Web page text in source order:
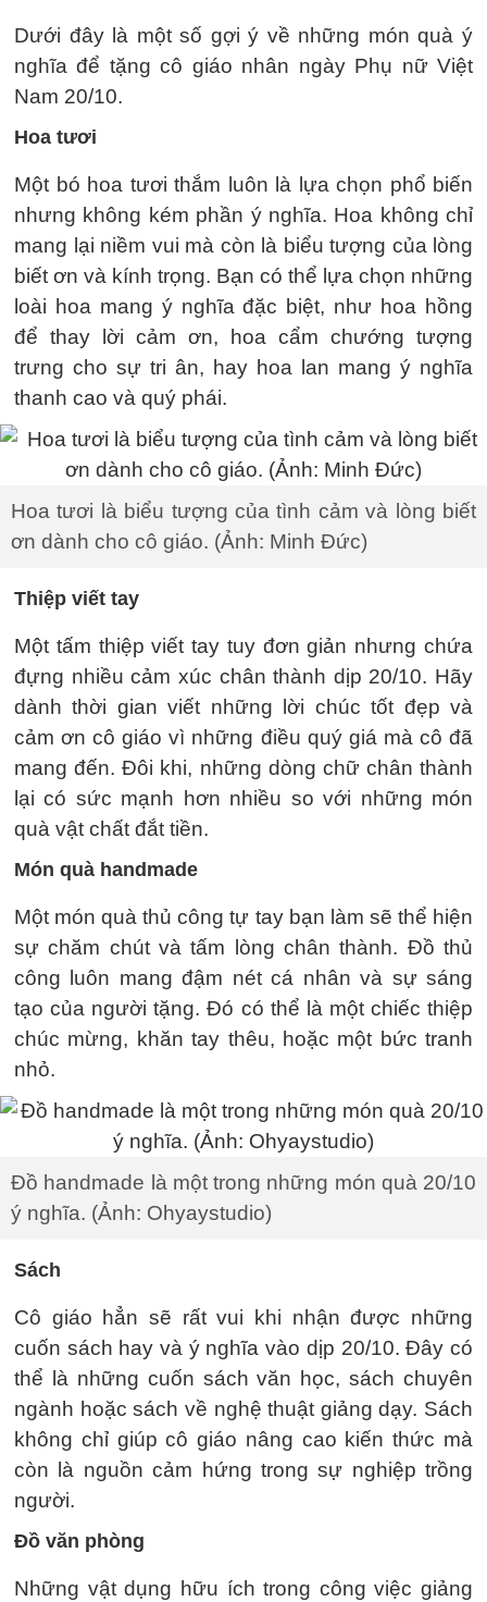
Dưới đây là một số gợi ý về những món quà ý
nghĩa để tặng cô giáo nhân ngày Phụ nữ Việt
Nam 20/10.
Hoa tươi
Một bó hoa tươi thắm luôn là lựa chọn phổ biến
nhưng không kém phần ý nghĩa. Hoa không chỉ
mang lại niềm vui mà còn là biểu tượng của lòng
biết ơn và kính trọng. Bạn có thể lựa chọn những
loài hoa mang ý nghĩa đặc biệt, như hoa hồng
để thay lời cảm ơn, hoa cẩm chướng tượng
trưng cho sự tri ân, hay hoa lan mang ý nghĩa
thanh cao và quý phái.
Hoa tươi là biểu tượng của tình cảm và lòng biết
ơn dành cho cô giáo. (Ảnh: Minh Đức)
Thiệp viết tay
Một tấm thiệp viết tay tuy đơn giản nhưng chứa
đựng nhiều cảm xúc chân thành dịp 20/10. Hãy
dành thời gian viết những lời chúc tốt đẹp và
cảm ơn cô giáo vì những điều quý giá mà cô đã
mang đến. Đôi khi, những dòng chữ chân thành
lại có sức mạnh hơn nhiều so với những món
quà vật chất đắt tiền.
Món quà handmade
Một món quà thủ công tự tay bạn làm sẽ thể hiện
sự chăm chút và tấm lòng chân thành. Đồ thủ
công luôn mang đậm nét cá nhân và sự sáng
tạo của người tặng. Đó có thể là một chiếc thiệp
chúc mừng, khăn tay thêu, hoặc một bức tranh
nhỏ.
Đồ handmade là một trong những món quà 20/10
ý nghĩa. (Ảnh: Ohyaystudio)
Sách
Cô giáo hẳn sẽ rất vui khi nhận được những
cuốn sách hay và ý nghĩa vào dịp 20/10. Đây có
thể là những cuốn sách văn học, sách chuyên
ngành hoặc sách về nghệ thuật giảng dạy. Sách
không chỉ giúp cô giáo nâng cao kiến thức mà
còn là nguồn cảm hứng trong sự nghiệp trồng
người.
Đồ văn phòng
Những vật dụng hữu ích trong công việc giảng